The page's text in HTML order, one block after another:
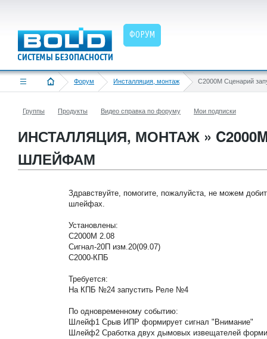
ФОРУМ
Форум Инсталляция, монтаж
Группы Продукты Видео справка по форуму Мои подписки
ИНСТАЛЛЯЦИЯ, МОНТАЖ »
ШЛЕЙФАМ
Здравствуйте, помогите, пожалуйста, не можем
шлейфах.
Установлены:
С2000М 2.08
Сигнал-20П изм.20(09.07)
С2000-КПБ
Требуется:
На КПБ №24 запустить Реле №4
По одновременному событию:
Шлейф1 Срыв ИПР формирует сигнал "Внимание"
Шлейф2 Сработка двух дымовых извещателей